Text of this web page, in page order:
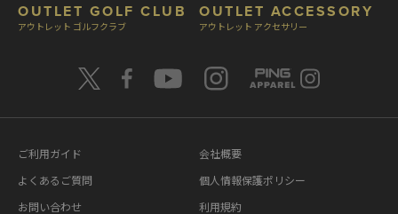
OUTLET GOLF CLUB
アウトレット ゴルフクラブ
OUTLET ACCESSORY
アウトレット アクセサリー
ご利用ガイド
よくあるご質問
お問い合わせ
会社概要
個人情報保護ポリシー
利用規約